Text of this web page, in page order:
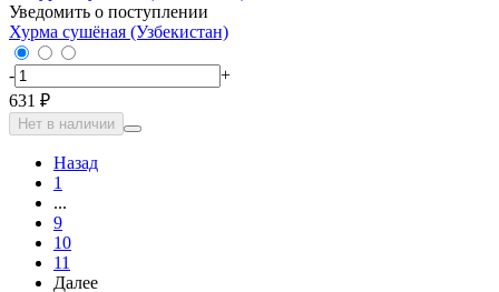
Уведомить о поступлении
Хурма сушёная (Узбекистан)
-
+
631 ₽
Нет в наличии
Назад
1
...
9
10
11
Далее